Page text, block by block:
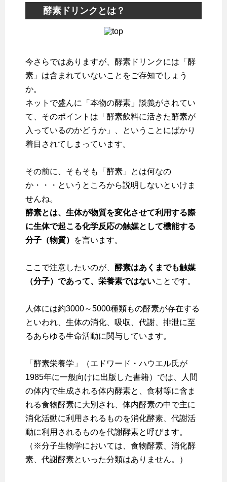
酵素ドリンクとは？
今さらではありますが、酵素ドリンクには「酵
素」は含まれていないことをご存知でしょう
か。
ネットで盛んに「本物の酵素」談義がされてい
て、そのポイントは「酵素飲料に活きた酵素が
入っているのかどうか」、ということにばかり
着目されてしまっています。
その前に、そもそも「酵素」とは何なの
か・・・というところから説明しないといけま
せんね。
酵素とは、生体が物質を変化させて利用する際
に生体で起こる化学反応の触媒として機能する
分子（物質）
を言います。
ここで注意したいのが、 酵素はあくまでも触媒
（分子）であって、栄養素ではないことです。
人体には約3000～5000種類もの酵素が存在する
といわれ、生体の消化、吸収、代謝、排泄に至
るあらゆる生命活動に関与しています。
「酵素栄養学」（エドワード・ハウエル氏が
1985年に一般向けに出版した書籍）では、人間
の体内で生成される体内酵素と、食材等に含ま
れる食物酵素に大別され、体内酵素の中で主に
消化活動に利用されるものを消化酵素、代謝活
動に利用されるものを代謝酵素と呼びます。
（※分子生物学においては、食物酵素、消化酵
素、代謝酵素といった分類はありません。）